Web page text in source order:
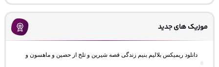
موزیک های جدید
دانلود ریمیکس بلالیم بنیم زندگی قصه شیرین و تلخ از حصین و ماهسون و